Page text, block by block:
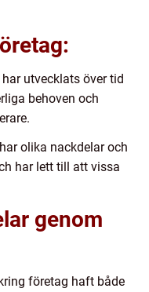
utvecklats över tid
behoven och
olika nackdelar och
har lett till att vissa
genom
företag haft både